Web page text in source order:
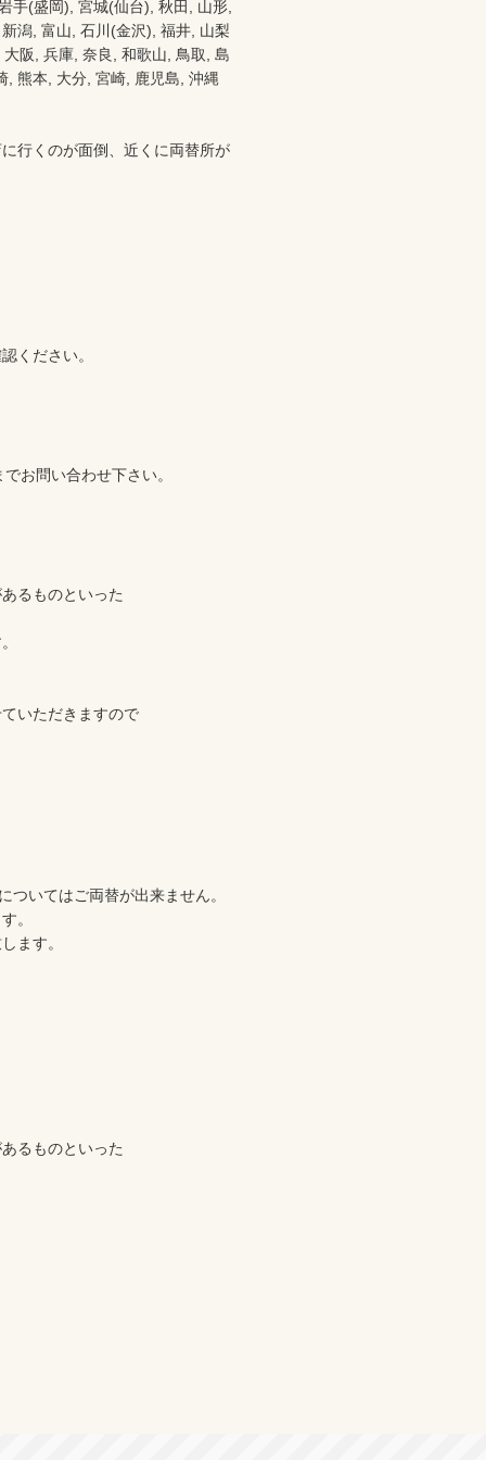
手(盛岡), 宮城(仙台), 秋田, 山形,
潟, 富山, 石川(金沢), 福井, 山梨
阪, 兵庫, 奈良, 和歌山, 鳥取, 島
, 熊本, 大分, 宮崎, 鹿児島, 沖縄
行くのが面倒、近くに両替所が
ください。
お問い合わせ下さい。
るものといった
いただきますので
。
ます。
るものといった